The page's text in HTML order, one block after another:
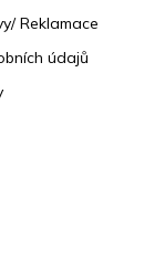
Reklamace
údajů